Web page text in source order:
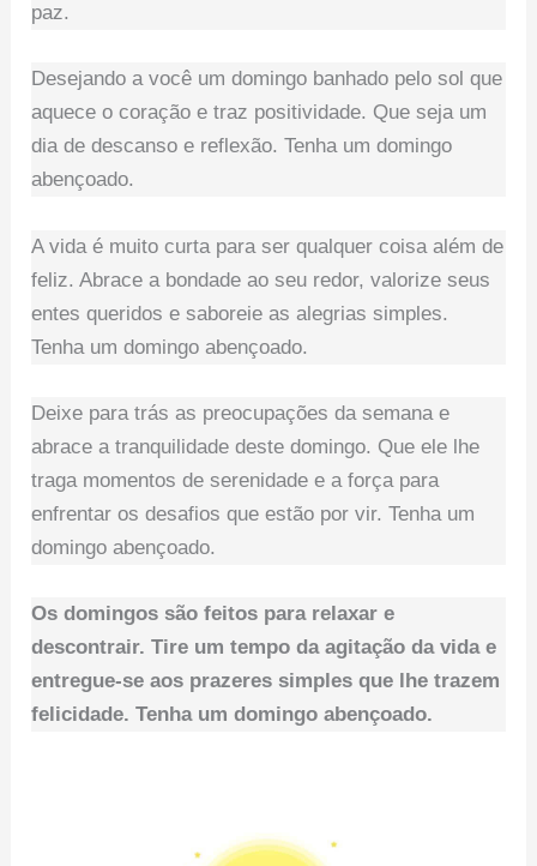
paz.
Desejando a você um domingo banhado pelo sol que
aquece o coração e traz positividade. Que seja um
dia de descanso e reflexão. Tenha um domingo
abençoado.
A vida é muito curta para ser qualquer coisa além de
feliz. Abrace a bondade ao seu redor, valorize seus
entes queridos e saboreie as alegrias simples.
Tenha um domingo abençoado.
Deixe para trás as preocupações da semana e
abrace a tranquilidade deste domingo. Que ele lhe
traga momentos de serenidade e a força para
enfrentar os desafios que estão por vir. Tenha um
domingo abençoado.
Os domingos são feitos para relaxar e
descontrair. Tire um tempo da agitação da vida e
entregue-se aos prazeres simples que lhe trazem
felicidade. Tenha um domingo abençoado.